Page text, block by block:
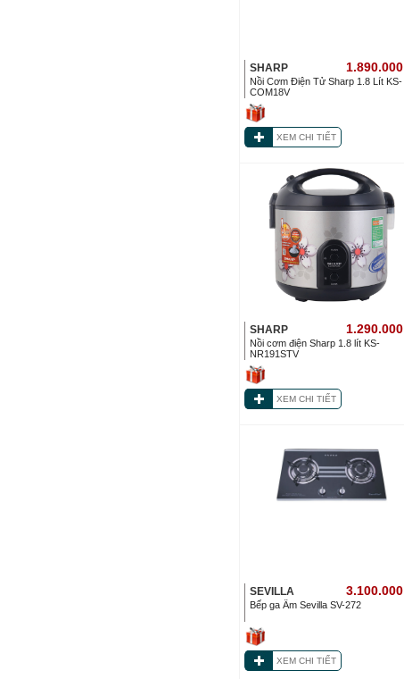
SHARP 1.890.000
Nồi Cơm Điện Tử Sharp 1.8 Lít KS-
COM18V
XEM CHI TIẾT
SHARP 1.290.000
Nồi cơm điện Sharp 1.8 lít KS-
NR191STV
XEM CHI TIẾT
SEVILLA 3.100.000
Bếp ga Âm Sevilla SV-272
XEM CHI TIẾT